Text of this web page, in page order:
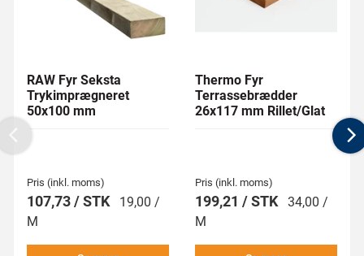
RAW Fyr Seksta
Trykimprægneret
50x100 mm
Pris (inkl. moms)
107,73 / STK
19,00 /
M
Thermo Fyr
Terrassebrædder
26x117 mm Rillet/Glat
Pris (inkl. moms)
199,21 / STK 34,00 /
M
Previous